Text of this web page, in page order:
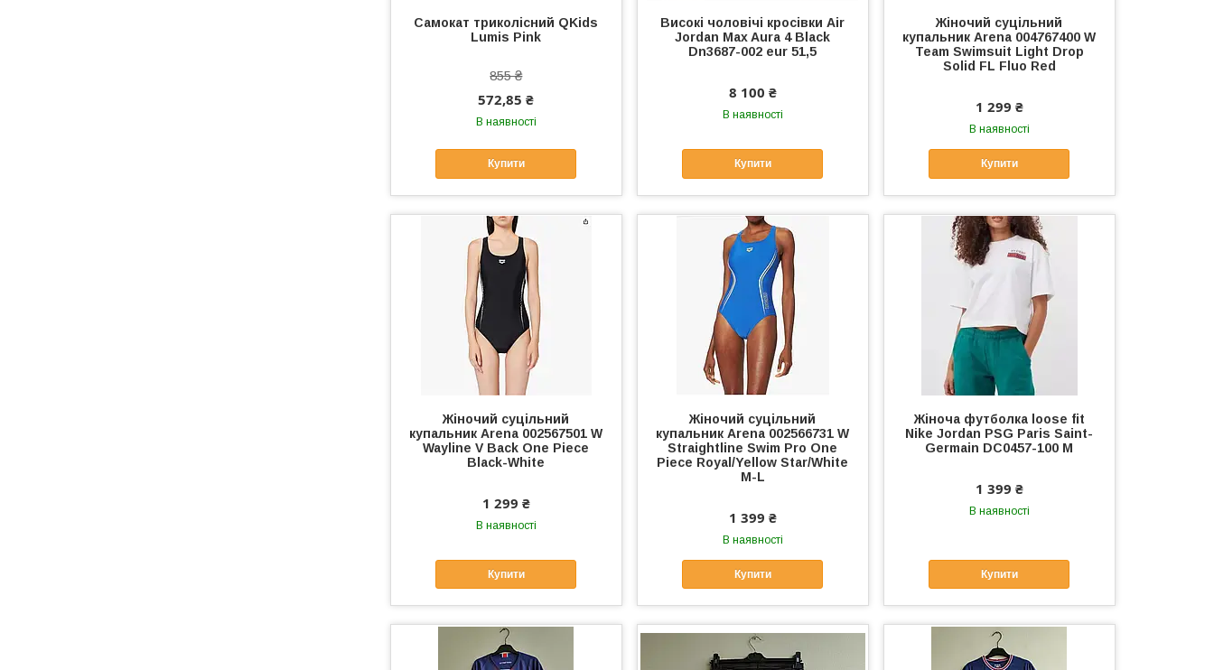
Самокат триколісний QKids
Lumis Pink
855 ₴
572,85 ₴
В наявності
Купити
Високі чоловічі кросівки Air
Jordan Max Aura 4 Black
Dn3687-002 eur 51,5
8 100 ₴
В наявності
Купити
Жіночий суцільний
купальник Arena 004767400 W
Team Swimsuit Light Drop
Solid FL Fluo Red
1 299 ₴
В наявності
Купити
Жіночий суцільний
купальник Arena 002567501 W
Wayline V Back One Piece
Black-White
1 299 ₴
В наявності
Купити
Жіночий суцільний
купальник Arena 002566731 W
Straightline Swim Pro One
Piece Royal/Yellow Star/White
M-L
1 399 ₴
В наявності
Купити
Жіноча футболка loose fit
Nike Jordan PSG Paris Saint-
Germain DC0457-100 M
1 399 ₴
В наявності
Купити